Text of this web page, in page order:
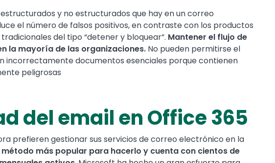
y no estructurados que hay en un correo
el número de falsos positivos, en contraste con los productos
del tipo “detener y bloquear”. Mantener el flujo de
la mayoría de las organizaciones. No pueden permitirse el
incorrectamente documentos esenciales porque contienen
peligrosas
del email en Office 365
prefieren gestionar sus servicios de correo electrónico en la
método más popular para hacerlo y cuenta con cientos de